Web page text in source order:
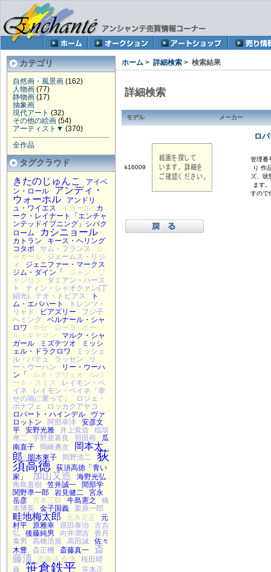
カテゴリ
自然画・風景画(162)
人物画(77)
静物画(17)
抽象画
現代アート (32)
その他の絵画(54)
アーティスト▼ (370)
全作品
タグクラウド
きたのじゅんこ
アイベ
ン・ロール
アンディ・
ウォーホル
アンドリ
ュ・ワイエス
イカール
カ
ーク・レイナート「エンチャ
ンテッドイブニング」シバク
ローム
カシニョール
カトラン
キース・ヘリング
コタボ
サム・フランス
シ
ャガール
ジェームス・リジ
ィ
ジェニファー・マークス
ジム・ダイン「
ジャン・ジ
ャンセン
ダミアン・ハース
ト
ティン・シャオクァン(丁
紹光)
テオ・トビアス
ト
ム・エバハート
トレンツ・
リャド
ビアズリー
フジ子
ヘミング
ベルナール・シャ
ロワ
ホセ・ローヨ
ポー
ル・ギヤマン
マルク・シャ
ガール
ミズテツオ
ミッシ
ェル・ドラクロワ
ミッシェ
ル・バテュ
ラッセン
リ
ー・ウーハン
リー・ウーハ
ン「
ルネ・グリュオ
ルパ
ート・スミス
レイモン・ペ
イネ
レイモン・ペイネ「幸
せの鳩に乗って」
ロジェ・
ボナフェ
ロッカクアヤコ
ロバート・ハインデル
ヴァ
ロットン
阿部幸洋
安彦文
平
安野光雅 井上覚造
稲垣
考二
宇野亜喜良 羽田裕
瓜
南直子
岡崎勇次
岡本太
郎
岡本東子 岡野浩二 荻
須高徳
荻須高徳「青い
家」
加山又造
海野光弘
角島直樹
笠井誠一
間部学
関野凖一郎
岩見健二
宮永
岳彦
宮本三郎 牛島憲之
橋
本博英
金子国義 栗原一郎
畦地梅太郎 元永定正
元
村平
原雅幸 原田泰治
古吉
弘
後藤純男 向井潤吉
香月
泰男
高橋浩規 高田誠
佐々
木豊
斎正機 斎藤真一
斎
藤清
斎藤清 会津
桜田晴
義
笹倉鉄平
笹本正
ホーム > 詳細検索 > 検索結果
詳細検索
モデル メーカー
k16009
ロ
管理番
り 作
ズ、状
ます
すので